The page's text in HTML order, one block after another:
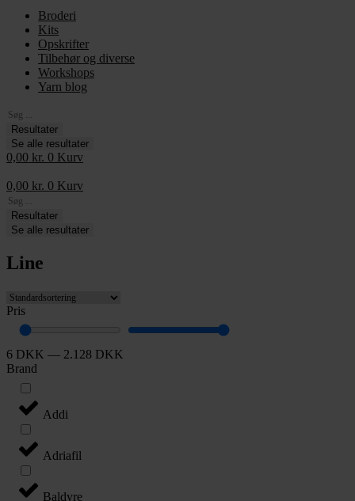
Broderi
Kits
Opskrifter
Tilbehør og diverse
Workshops
Yarn blog
Search
...Resultater
Se alle resultater
0,00 kr. 0 Kurv
0,00 kr. 0 Kurv
Search
...Resultater
Se alle resultater
Line
Pris
6 DKK — 2.128 DKK
Brand
Addi
Adriafil
Baldyre